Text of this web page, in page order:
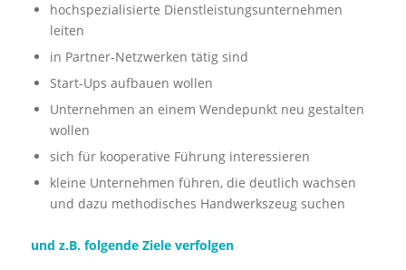
hochspezialisierte Dienstleistungsunternehmen
leiten
in Partner-Netzwerken tätig sind
Start-Ups aufbauen wollen
Unternehmen an einem Wendepunkt neu gestalten
wollen
sich für kooperative Führung interessieren
kleine Unternehmen führen, die deutlich wachsen
und dazu methodisches Handwerkszeug suchen
und z.B. folgende Ziele verfolgen